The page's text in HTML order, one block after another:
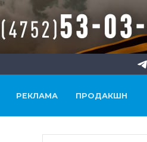
РЕКЛАМА ПРОДАКШН